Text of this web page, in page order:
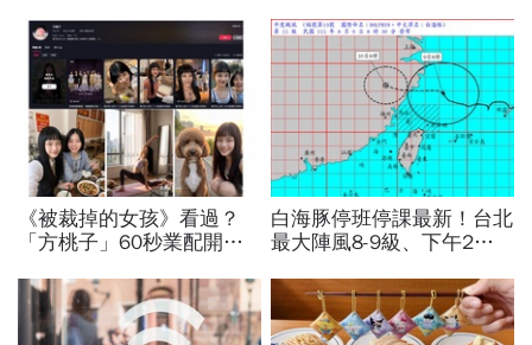
《被裁掉的女孩》看過？
「方桃子」60秒業配開價
演到比真人還真：讓網紅反
學她
白海豚停班停課最新！台北
最大陣風8-9級、下午2點
為何不放颱風假？蔣萬安發
聲